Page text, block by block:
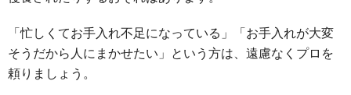
「忙しくてお手入れ不足になっている」「お手入れが大変
そうだから人にまかせたい」という方は、遠慮なくプロを
頼りましょう。